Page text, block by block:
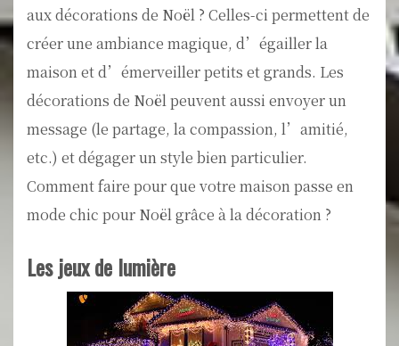
aux décorations de Noël ? Celles-ci permettent de
créer une ambiance magique, d’égailler la
maison et d’émerveiller petits et grands. Les
décorations de Noël peuvent aussi envoyer un
message (le partage, la compassion, l’amitié,
etc.) et dégager un style bien particulier.
Comment faire pour que votre maison passe en
mode chic pour Noël grâce à la décoration ?
Les jeux de lumière